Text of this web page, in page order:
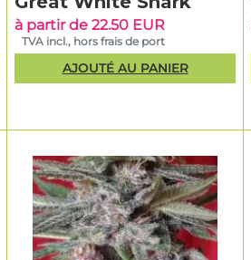
à partir de 22.50 EUR
TVA incl., hors frais de port
AJOUTÉ AU PANIER